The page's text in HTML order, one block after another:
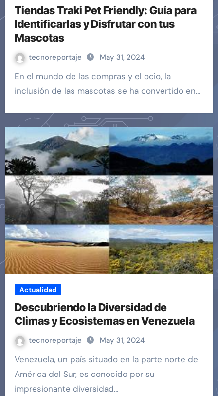
Tiendas Traki Pet Friendly: Guía para
Identificarlas y Disfrutar con tus
Mascotas
tecnoreportaje May 31, 2024
En el mundo de las compras y el ocio, la
inclusión de las mascotas se ha convertido en…
Actualidad
Descubriendo la Diversidad de
Climas y Ecosistemas en Venezuela
tecnoreportaje May 31, 2024
Venezuela, un país situado en la parte norte de
América del Sur, es conocido por su
impresionante diversidad…